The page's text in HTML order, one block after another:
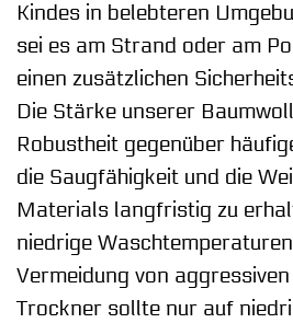
Kindes in belebteren
sei es am Strand oder am
einen zusätzlichen
Die Stärke unserer
Robustheit gegenüber
die Saugfähigkeit und die
Materials langfristig zu
niedrige
Vermeidung von
Trockner sollte nur auf